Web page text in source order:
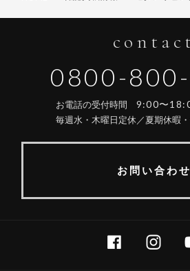
contact
0800-
お電話の受付時間 9:00〜
毎週水・木曜日定休／夏期休暇
お問い合わせ
FACEBOOK